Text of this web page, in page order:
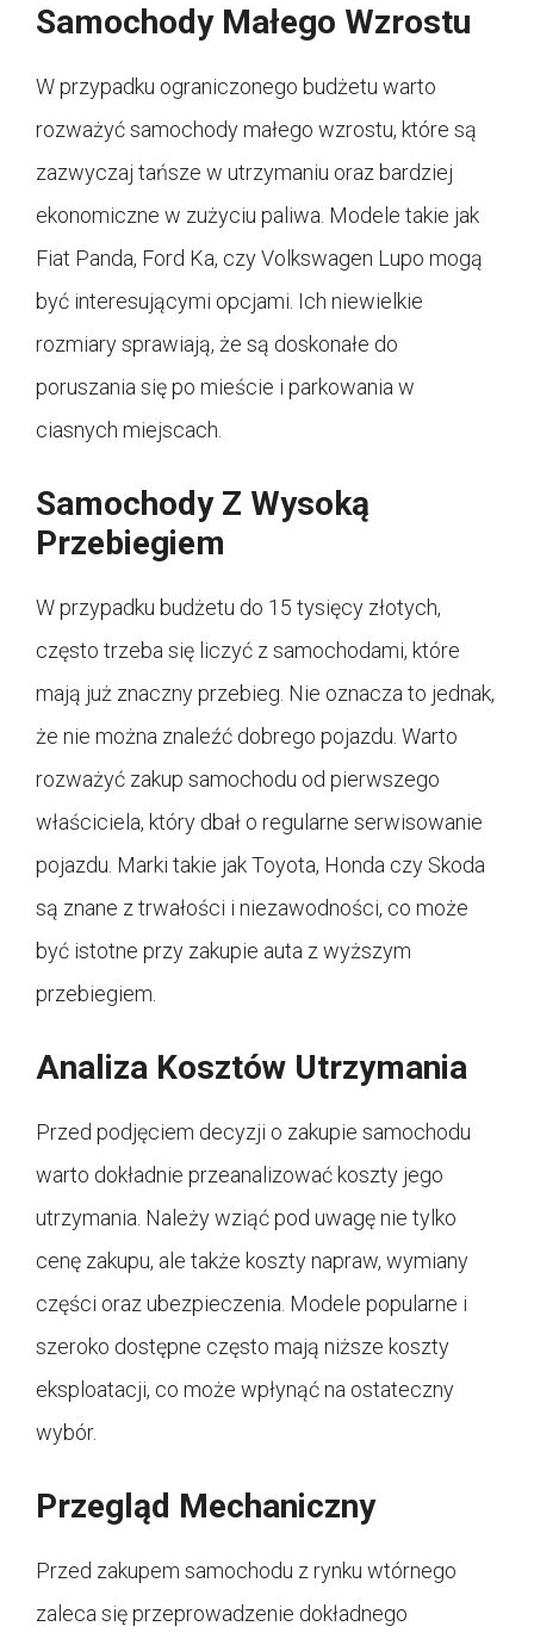
Samochody Małego Wzrostu
W przypadku ograniczonego budżetu warto
rozważyć samochody małego wzrostu, które są
zazwyczaj tańsze w utrzymaniu oraz bardziej
ekonomiczne w zużyciu paliwa. Modele takie jak
Fiat Panda, Ford Ka, czy Volkswagen Lupo mogą
być interesującymi opcjami. Ich niewielkie
rozmiary sprawiają, że są doskonałe do
poruszania się po mieście i parkowania w
ciasnych miejscach.
Samochody Z Wysoką
Przebiegiem
W przypadku budżetu do 15 tysięcy złotych,
często trzeba się liczyć z samochodami, które
mają już znaczny przebieg. Nie oznacza to jednak,
że nie można znaleźć dobrego pojazdu. Warto
rozważyć zakup samochodu od pierwszego
właściciela, który dbał o regularne serwisowanie
pojazdu. Marki takie jak Toyota, Honda czy Skoda
są znane z trwałości i niezawodności, co może
być istotne przy zakupie auta z wyższym
przebiegiem.
Analiza Kosztów Utrzymania
Przed podjęciem decyzji o zakupie samochodu
warto dokładnie przeanalizować koszty jego
utrzymania. Należy wziąć pod uwagę nie tylko
cenę zakupu, ale także koszty napraw, wymiany
części oraz ubezpieczenia. Modele popularne i
szeroko dostępne często mają niższe koszty
eksploatacji, co może wpłynąć na ostateczny
wybór.
Przegląd Mechaniczny
Przed zakupem samochodu z rynku wtórnego
zaleca się przeprowadzenie dokładnego